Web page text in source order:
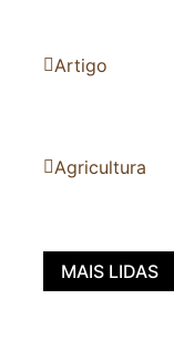
Artigo
Agricultura
MAIS LIDAS